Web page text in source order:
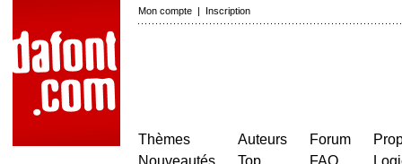
Mon compte | Inscription
Thèmes
Nouveautés
Auteurs
Top
Forum
FAQ